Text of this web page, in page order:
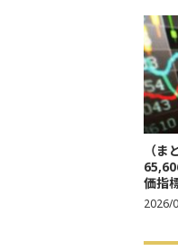
（
価指
2026/